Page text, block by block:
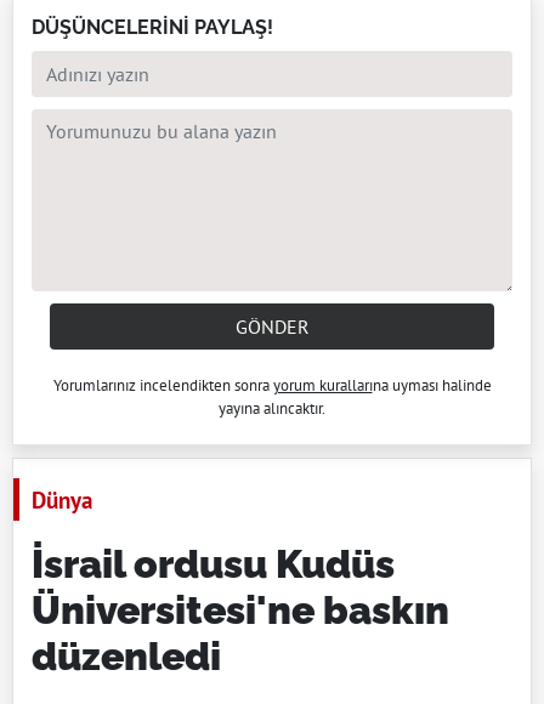
DÜŞÜNCELERİNİ PAYLAŞ!
GÖNDER
Yorumlarınız incelendikten sonrayorum kurallarına uyması halinde
yayına alıncaktır.
Dünya
İsrail ordusu Kudüs
Üniversitesi'ne baskın
düzenledi